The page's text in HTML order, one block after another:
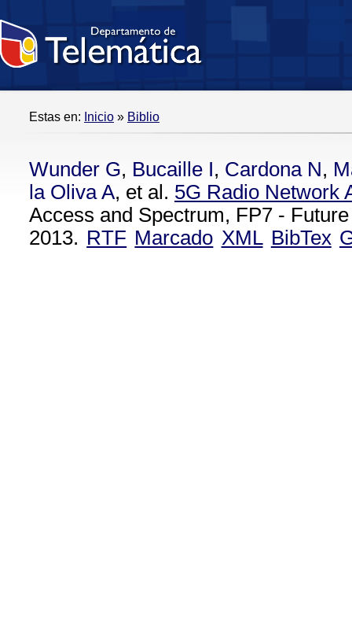
Estas en: Inicio » Biblio
Wunder G, Bucaille I, Cardona N,
la Oliva A, et al. 5G Radio Network
Access and Spectrum, FP7 -
2013. RTF Marcado XML BibTex